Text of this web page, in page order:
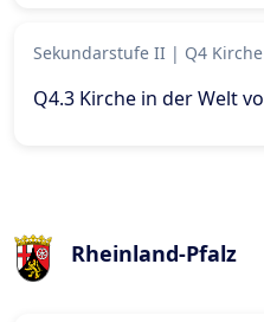
Sekundarstufe II | Q4
Q4.3 Kirche in der Welt
Rheinland-Pfalz